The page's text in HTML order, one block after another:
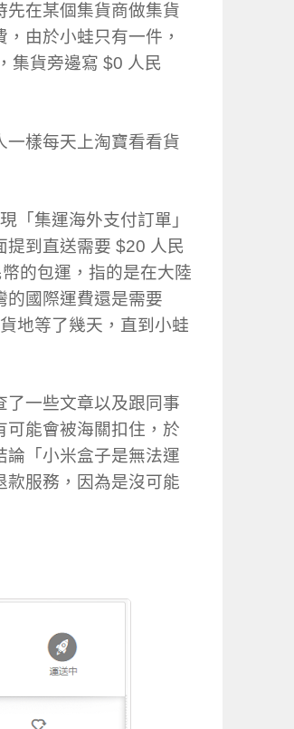
先在某個集貨商做集貨
由於小蛙只有一件，
集貨旁邊寫 $0 人民
一樣每天上淘寶看看貨
「集運海外支付訂單」
提到直送需要 $20 人民
的包運，指的是在大陸
的國際運費還是需要
地等了幾天，直到小蛙
了一些文章以及跟同事
可能會被海關扣住，於
論「小米盒子是無法運
款服務，因為是沒可能